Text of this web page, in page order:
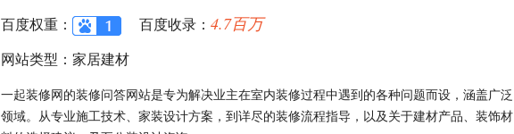
百度权重： 百度收录：4.7百万
网站类型：家居建材
一起装修网的装修问答网站是专为解决业主在室内装修过程中遇到的各种问题而设，涵盖广泛
领域。从专业施工技术、家装设计方案，到详尽的装修流程指导，以及关于建材产品、装饰材